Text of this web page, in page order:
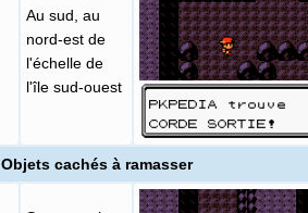
Au sud, au
nord-est de
l'échelle de
l'île sud-ouest
Objets cachés à ramasser